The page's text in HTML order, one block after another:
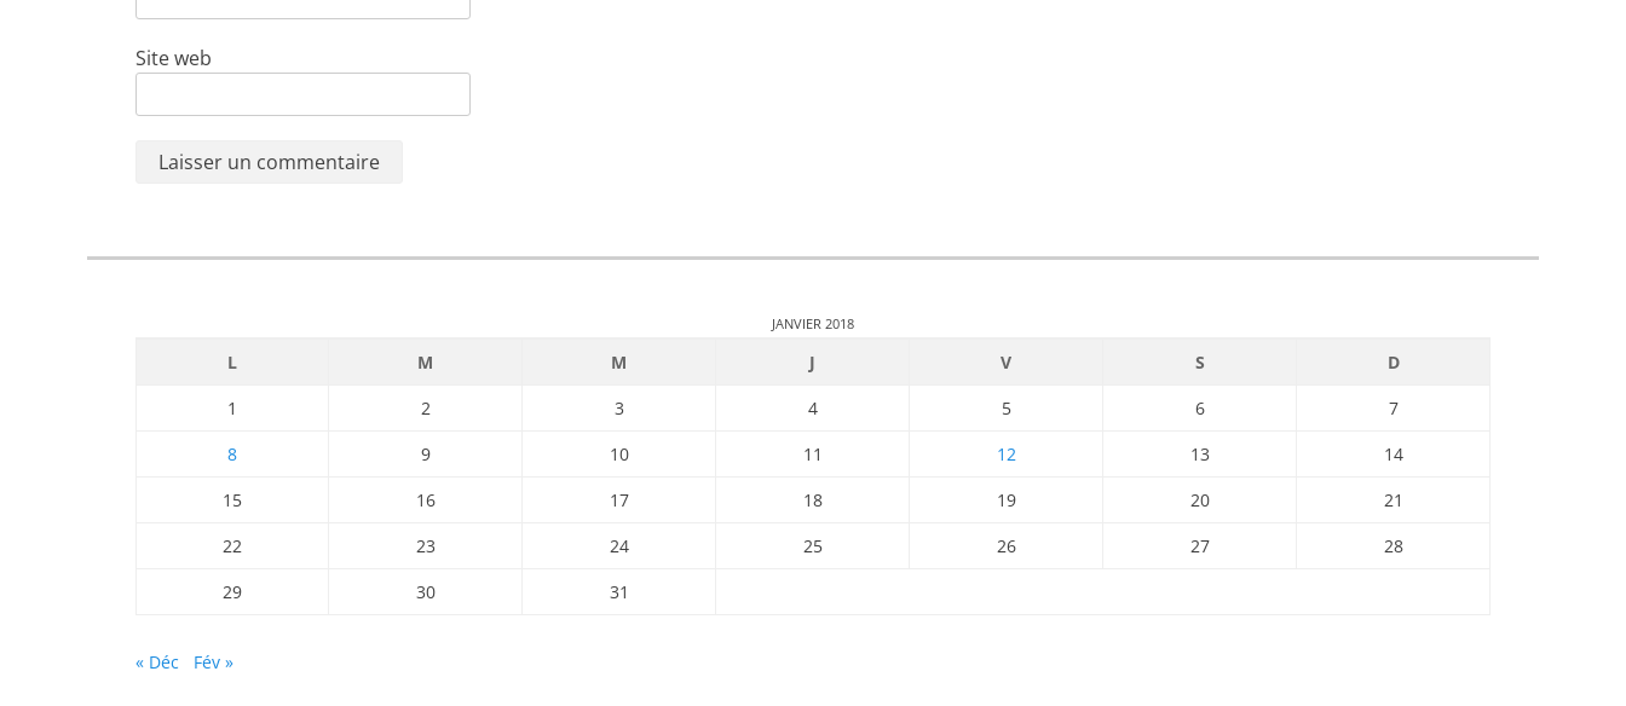
Site web
JANVIER 2018
L M M J V S
D
1
2 3 4 5 6
7
8
9 10 11 12 13
14
15
16 17 18 19 20
21
22
23 24 25 26 27
28
29
30 31
« Déc Fév »